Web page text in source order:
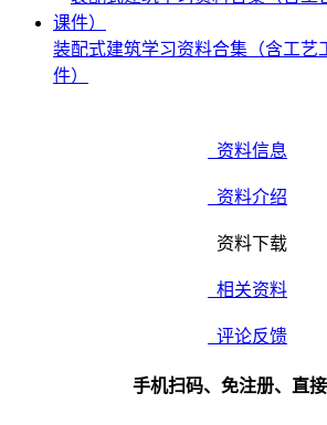
装配式建筑学习资料合集（含工艺
件）
资料信息
资料介绍
资料下载
相关资料
评论反馈
手机扫码、免注册、直